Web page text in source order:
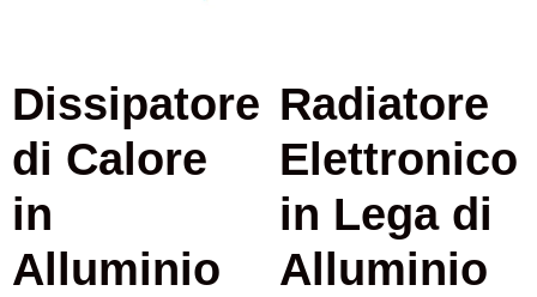
Dissipatore
di Calore
in
Alluminio
Radiatore
Elettronico
in Lega di
Alluminio